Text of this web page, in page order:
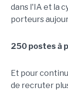
dans l'IA et la
porteurs
250 postes à
Et pour
de recruter